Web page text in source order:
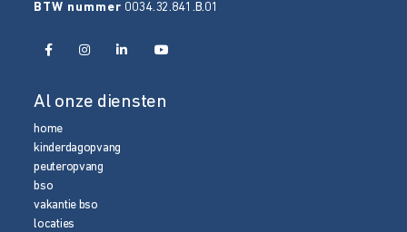
BTW nummer 0034.32.841.B.01
Al onze diensten
home
kinderdagopvang
peuteropvang
bso
vakantie bso
locaties